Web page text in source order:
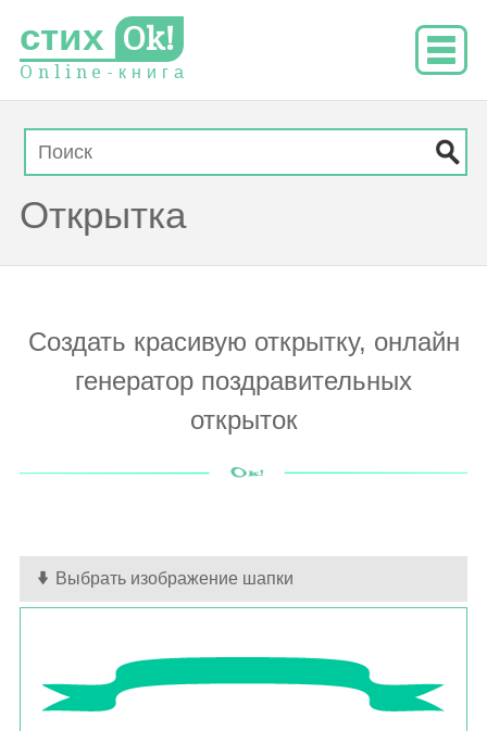
стих Ok!
O n l i n e - к н и г а
Открытка
Создать красивую открытку, онлайн
генератор поздравительных
открыток
Выбрать изображение шапки